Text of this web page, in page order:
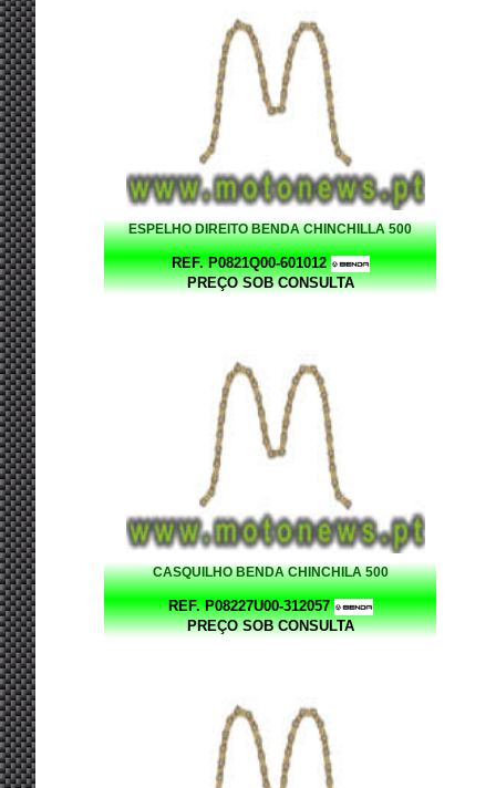
ESPELHO DIREITO BENDA CHINCHILLA 500
REF. P0821Q00-601012
PREÇO SOB CONSULTA
CASQUILHO BENDA CHINCHILA 500
REF. P08227U00-312057
PREÇO SOB CONSULTA